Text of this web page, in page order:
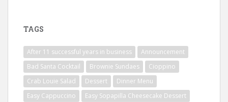
TAGS
After 11 successful years in business
Announcement
Bad Santa Cocktail
Brownie Sundaes
Cioppino
Crab Louie Salad
Dessert
Dinner Menu
Easy Cappuccino
Easy Sopapilla Cheesecake Dessert